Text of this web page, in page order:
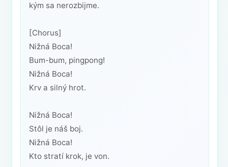
kým sa nerozbijme.
[Chorus]
Nižná Boca!
Bum-bum, pingpong!
Nižná Boca!
Krv a silný hrot.
Nižná Boca!
Stôl je náš boj.
Nižná Boca!
Kto stratí krok, je von.